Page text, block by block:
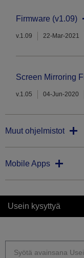
Firmware (v1.09)
v.1.09 22-Mar-2021
Screen Mirroring
v.1.05 04-Jun-2020
Muut ohjelmistot
Mobile Apps
Usein kysyttyä